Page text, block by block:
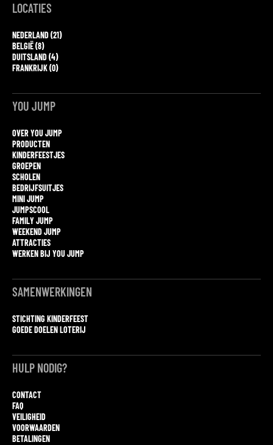
LOCATIES
NEDERLAND (21)
BELGIË (8)
DUITSLAND (4)
FRANKRIJK (0)
YOU JUMP
OVER YOU JUMP
PRODUCTEN
KINDERFEESTJES
GROEPEN
SCHOLEN
BEDRIJFSUITJES
MINI JUMP
JUMPSCOOL
FAMILY JUMP
WEEKEND JUMP
ATTRACTIES
WERKEN BIJ YOU JUMP
SAMENWERKINGEN
STICHTING KINDERFEEST
GOEDE DOELEN LOTERIJ
HULP NODIG?
CONTACT
FAQ
VEILIGHEID
VOORWAARDEN
BETALINGEN